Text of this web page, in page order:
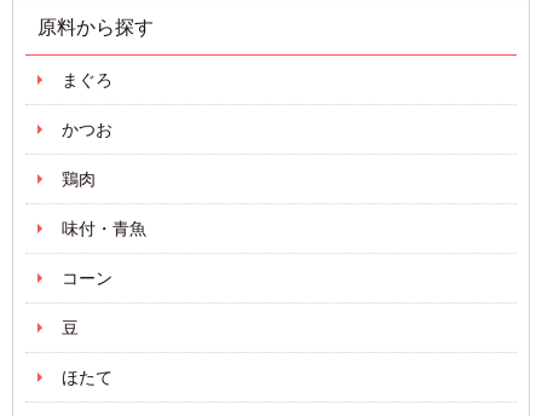
原料から探す
まぐろ
かつお
鶏肉
味付・青魚
コーン
豆
ほたて